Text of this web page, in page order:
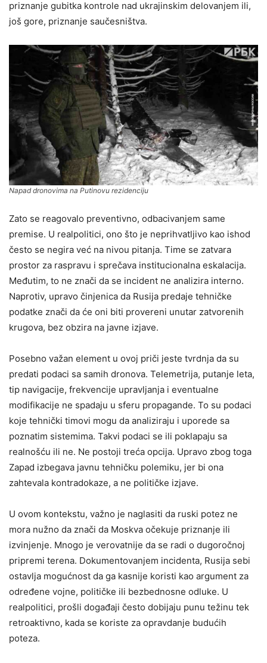
priznanje gubitka kontrole nad ukrajinskim delovanjem ili,
još gore, priznanje saučesništva.
Napad dronovima na Putinovu rezidenciju
Zato se reagovalo preventivno, odbacivanjem same
premise. U realpolitici, ono što je neprihvatljivo kao ishod
često se negira već na nivou pitanja. Time se zatvara
prostor za raspravu i sprečava institucionalna eskalacija.
Međutim, to ne znači da se incident ne analizira interno.
Naprotiv, upravo činjenica da Rusija predaje tehničke
podatke znači da će oni biti provereni unutar zatvorenih
krugova, bez obzira na javne izjave.
Posebno važan element u ovoj priči jeste tvrdnja da su
predati podaci sa samih dronova. Telemetrija, putanje leta,
tip navigacije, frekvencije upravljanja i eventualne
modifikacije ne spadaju u sferu propagande. To su podaci
koje tehnički timovi mogu da analiziraju i uporede sa
poznatim sistemima. Takvi podaci se ili poklapaju sa
realnošću ili ne. Ne postoji treća opcija. Upravo zbog toga
Zapad izbegava javnu tehničku polemiku, jer bi ona
zahtevala kontradokaze, a ne političke izjave.
U ovom kontekstu, važno je naglasiti da ruski potez ne
mora nužno da znači da Moskva očekuje priznanje ili
izvinjenje. Mnogo je verovatnije da se radi o dugoročnoj
pripremi terena. Dokumentovanjem incidenta, Rusija sebi
ostavlja mogućnost da ga kasnije koristi kao argument za
određene vojne, političke ili bezbednosne odluke. U
realpolitici, prošli događaji često dobijaju punu težinu tek
retroaktivno, kada se koriste za opravdanje budućih
poteza.